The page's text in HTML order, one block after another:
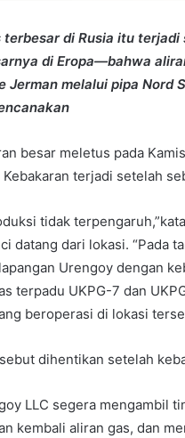
di Rusia itu
di Eropa—bahwa
Jerman melalui pipa Nord
besar meletus pada
terjadi setelah
tidak
datang dari lokasi. “Pada
Urengoy dengan
terpadu UKPG-7 dan
beroperasi di lokasi
dihentikan setelah
LLC segera mengambil
kembali aliran gas, dan